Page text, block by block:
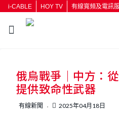
i-CABLE HOY TV 有線寬頻及電訊
按輸入鍵
俄烏戰爭｜中方：
提供致命性武器
有線新聞 2025年04月18日